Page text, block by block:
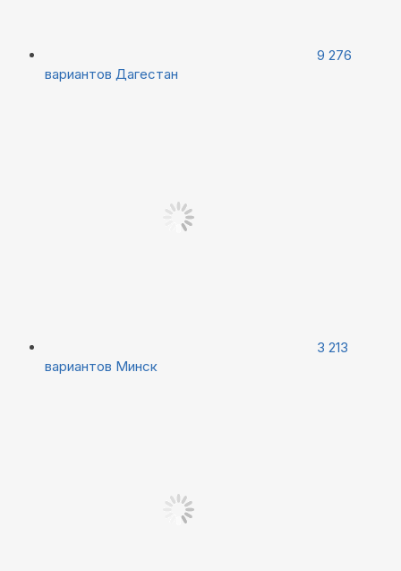
9 276
вариантов Дагестан
3 213
вариантов Минск